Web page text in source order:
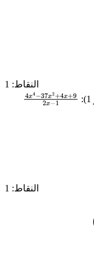
النقاط: 1
−37x
النقاط: 1